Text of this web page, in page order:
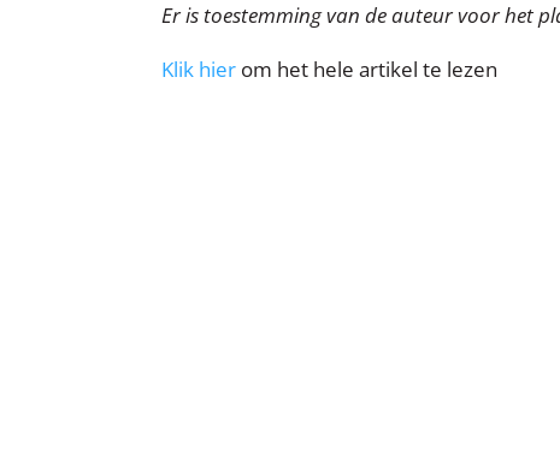
Er is toestemming van de auteur voor het
Klik hier om het hele artikel te lezen